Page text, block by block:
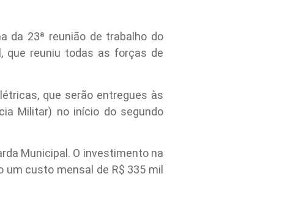
da 23ª reunião de trabalho do
que reuniu todas as forças de
que serão entregues às
Militar) no início do segundo
Municipal. O investimento na
custo mensal de R$ 335 mil